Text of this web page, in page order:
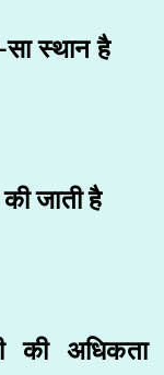
सा स्थान है
की जाती है
अधिकता